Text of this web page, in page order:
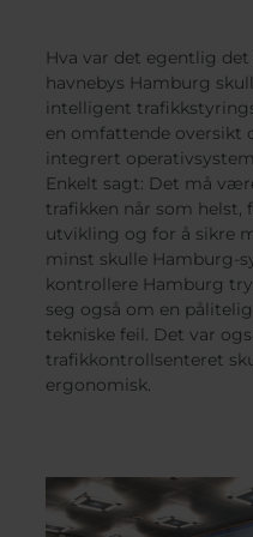
Finland
Iceland
Jamaica
Kosovo
Hva var det egentlig
havnebys Hamburg
intelligent
en omfattende oversikt
integrert
Enkelt sagt: Det må
trafikken når som helst,
utvikling og for å sikre
minst skulle Hamburg-
kontrollere Hamburg
seg også om en
tekniske feil. Det var
trafikkontrollsenteret
ergonomisk.